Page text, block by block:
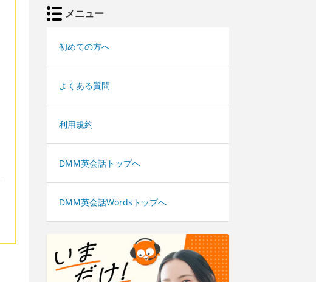
メニュー
初めての方へ
よくある質問
利用規約
DMM英会話トップへ
DMM英会話Wordsトップへ